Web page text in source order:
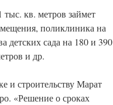
кв. метров займет
поликлиника на
детских сада на 180 и 390
и др.
и строительству Марат
«Решение о сроках